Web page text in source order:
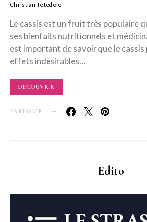
Christian Têtedoie
Le cassis est un fruit très populaire
ses bienfaits nutritionnels et
est important de savoir que le cassis
effets indésirables…
DÉCOUVRIR
PARTAGER
Edito